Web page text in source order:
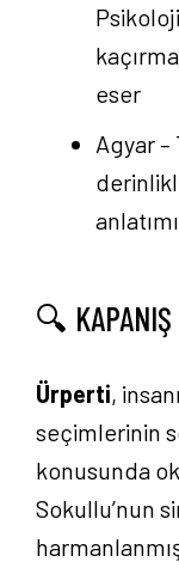
eser
Agyar –
🔍 KAPANIŞ
Ürperti,
seçimlerinin
konusunda
Sokullu’nun